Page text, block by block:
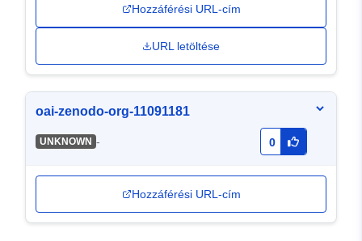
Hozzáférési URL-cím
URL letöltése
oai-zenodo-org-11091181
UNKNOWN - 0
Hozzáférési URL-cím